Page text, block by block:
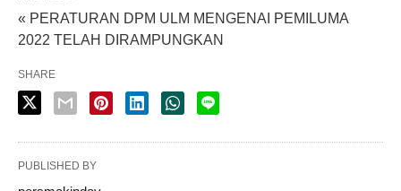
« PERATURAN DPM ULM MENGENAI PEMILUMA
2022 TELAH DIRAMPUNGKAN
SHARE
PUBLISHED BY